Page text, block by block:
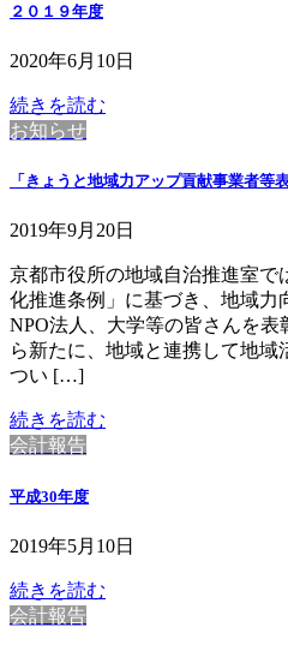
２０１９年度
2020年6月10日
続きを読む
お知らせ
「きょうと地域力アップ貢献事業者等
2019年9月20日
京都市役所の地域自治推進室で
化推進条例」に基づき、地域力
NPO法人、大学等の皆さんを
ら新たに、地域と連携して地域
つい […]
続きを読む
会計報告
平成30年度
2019年5月10日
続きを読む
会計報告